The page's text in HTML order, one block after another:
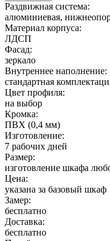
Раздвижная система:
алюминиевая,
Материал корпуса:
ЛДСП
Фасад:
зеркало
Внутреннее наполнение:
стандартная
Цвет профиля:
на выбор
Кромка:
ПВХ (0,4 мм)
Изготовление:
7 рабочих дней
Размер:
изготовление шкафа
Цена:
указана за базовый шкаф
Замер:
бесплатно
Доставка:
бесплатно